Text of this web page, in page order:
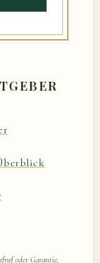
oder Garantie,